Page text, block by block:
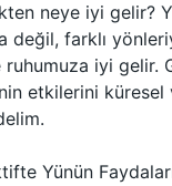
neye iyi gelir?
değil, farklı
iyi gelir.
etkilerini küresel
Yünün